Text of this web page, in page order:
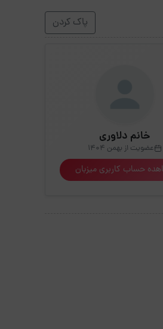
پاک کردن
خانم دلاوری
عضویت از بهمن 1404
حساب کاربری میزبان